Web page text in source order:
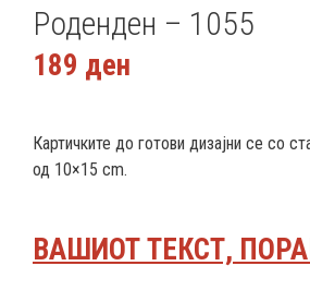
Роденден – 1055
189 ден
Картичките до готови дизајни се со
од 10×15 cm.
ВАШИОТ ТЕКСТ,